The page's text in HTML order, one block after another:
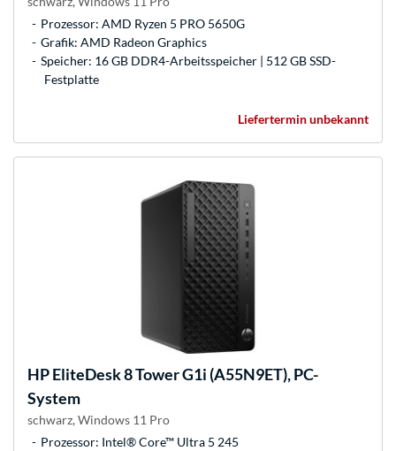
Prozessor: AMD Ryzen 5 PRO 5650G
Grafik: AMD Radeon Graphics
Speicher: 16 GB DDR4-Arbeitsspeicher | 512 GB SSD-
Festplatte
Liefertermin unbekannt
HPEliteDesk 8 Tower G1i (A55N9ET), PC-
System
schwarz, Windows 11 Pro
Prozessor: Intel® Core™ Ultra 5 245